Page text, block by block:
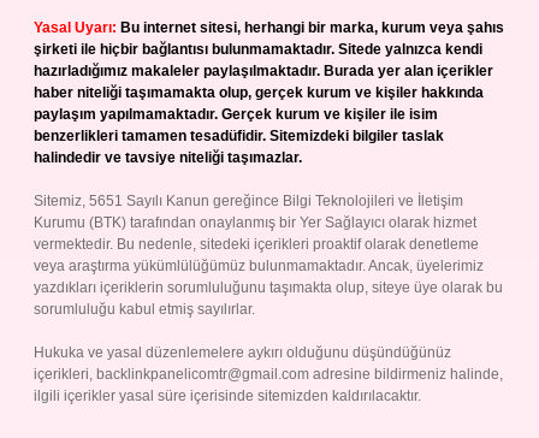
Yasal Uyarı: Bu internet sitesi, herhangi bir marka, kurum veya şahıs
şirketi ile hiçbir bağlantısı bulunmamaktadır. Sitede yalnızca kendi
hazırladığımız makaleler paylaşılmaktadır. Burada yer alan içerikler
haber niteliği taşımamakta olup, gerçek kurum ve kişiler hakkında
paylaşım yapılmamaktadır. Gerçek kurum ve kişiler ile isim
benzerlikleri tamamen tesadüfidir. Sitemizdeki bilgiler taslak
halindedir ve tavsiye niteliği taşımazlar.
Sitemiz, 5651 Sayılı Kanun gereğince Bilgi Teknolojileri ve İletişim
Kurumu (BTK) tarafından onaylanmış bir Yer Sağlayıcı olarak hizmet
vermektedir. Bu nedenle, sitedeki içerikleri proaktif olarak denetleme
veya araştırma yükümlülüğümüz bulunmamaktadır. Ancak, üyelerimiz
yazdıkları içeriklerin sorumluluğunu taşımakta olup, siteye üye olarak bu
sorumluluğu kabul etmiş sayılırlar.
Hukuka ve yasal düzenlemelere aykırı olduğunu düşündüğünüz
içerikleri, backlinkpanelicomtr@gmail.com adresine bildirmeniz halinde,
ilgili içerikler yasal süre içerisinde sitemizden kaldırılacaktır.